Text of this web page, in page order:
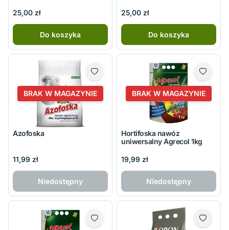
25,00 zł
Do koszyka
25,00 zł
Do koszyka
BRAK W MAGAZYNIE
Azofoska
11,99 zł
Niedostępny
BRAK W MAGAZYNIE
Hortifoska nawóz
uniwersalny Agrecol 1kg
19,99 zł
Niedostępny